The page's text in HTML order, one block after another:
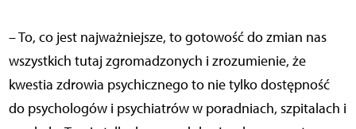
– To, co jest najważniejsze, to gotowość do zmian nas
wszystkich tutaj zgromadzonych i zrozumienie, że
kwestia zdrowia psychicznego to nie tylko dostępność
do psychologów i psychiatrów w poradniach, szpitalach i